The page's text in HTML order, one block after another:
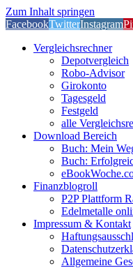
Zum Inhalt springen
FacebookTwitterInstagram
Vergleichsrechner
Depotvergleich
Robo-Advisor
Girokonto
Tagesgeld
Festgeld
alle
Download Bereich
Buch: Mein
Buch:
Finanzblogroll
P2P Plattform
Edelmetalle
Impressum & Kontakt
Allgemeine